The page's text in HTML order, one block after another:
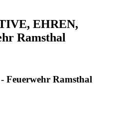
EHREN,
Ramsthal
Feuerwehr Ramsthal